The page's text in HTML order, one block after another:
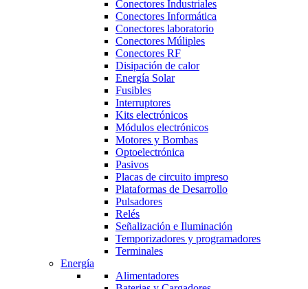
Conectores Industriales
Conectores Informática
Conectores laboratorio
Conectores Múliples
Conectores RF
Disipación de calor
Energía Solar
Fusibles
Interruptores
Kits electrónicos
Módulos electrónicos
Motores y Bombas
Optoelectrónica
Pasivos
Placas de circuito impreso
Plataformas de Desarrollo
Pulsadores
Relés
Señalización e Iluminación
Temporizadores y programadores
Terminales
Energía
Alimentadores